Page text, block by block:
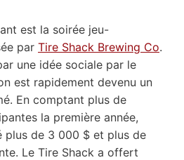
est la soirée jeu-
par Tire Shack Brewing Co.
une idée sociale par le
est rapidement devenu un
En comptant plus de
la première année,
plus de 3 000 $ et plus de
Le Tire Shack a offert